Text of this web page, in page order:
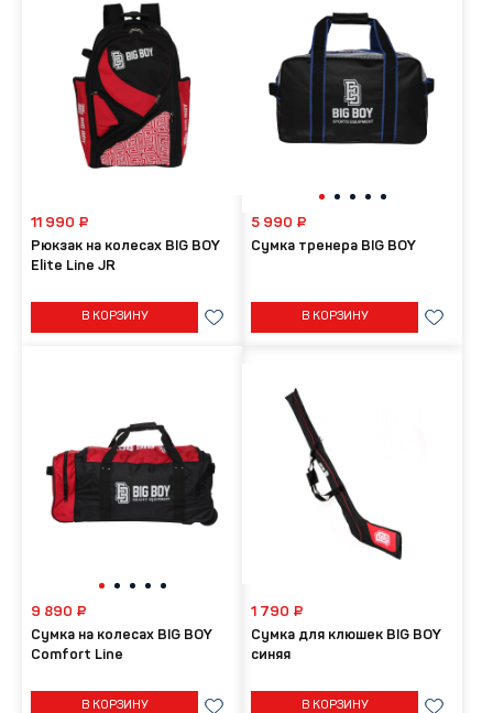
Рюкзак на колесах BIG BOY
Elite Line JR
11 990 ₽
В КОРЗИНУ
Сумка тренера BIG BOY
5 990 ₽
В КОРЗИНУ
Сумка на колесах BIG BOY
Comfort Line
9 890 ₽
В КОРЗИНУ
Сумка для клюшек BIG BOY
синяя
1 790 ₽
В КОРЗИНУ